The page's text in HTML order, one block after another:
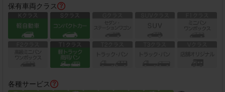
保有車両クラス
各種サービス